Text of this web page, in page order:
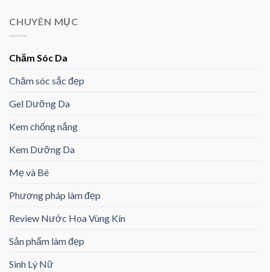
CHUYÊN MỤC
Chăm Sóc Da
Chăm sóc sắc đẹp
Gel Dưỡng Da
Kem chống nắng
Kem Dưỡng Da
Mẹ và Bé
Phương pháp làm đẹp
Review Nước Hoa Vùng Kín
Sản phẩm làm đẹp
Sinh Lý Nữ